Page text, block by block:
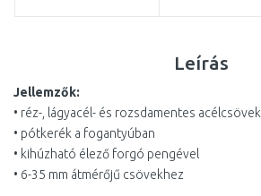
Leírás
Jellemzők:
• réz-, lágyacél- és rozsdamentes
• pótkerék a fogantyúban
• kihúzható élező forgó pengével
• 6-35 mm átmérőjű csövekhez